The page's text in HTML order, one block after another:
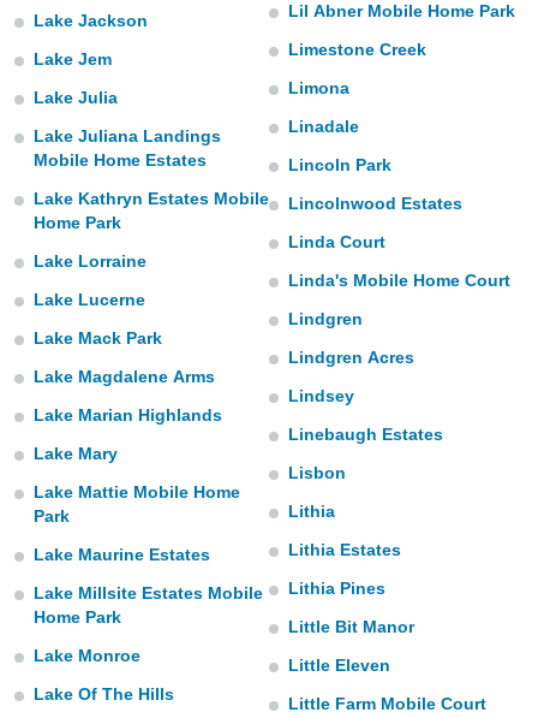
o a través
de
uso de
con el
e
publicidad
de
Lake Jackson
Lake Jem
Lake Julia
Lake Juliana Landings
Mobile Home Estates
Lake Kathryn Estates Mobile
Home Park
Lake Lorraine
Lake Lucerne
Lake Mack Park
Lake Magdalene Arms
Lake Marian Highlands
Lake Mary
Lake Mattie Mobile Home
Park
Lake Maurine Estates
Lake Millsite Estates Mobile
Home Park
Lake Monroe
Lake Of The Hills
Lil Abner Mobile Home Park
Limestone Creek
Limona
Linadale
Lincoln Park
Lincolnwood Estates
Linda Court
Linda's Mobile Home Court
Lindgren
Lindgren Acres
Lindsey
Linebaugh Estates
Lisbon
Lithia
Lithia Estates
Lithia Pines
Little Bit Manor
Little Eleven
Little Farm Mobile Court